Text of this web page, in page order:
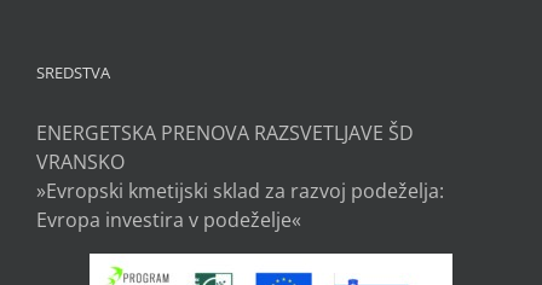
SREDSTVA
ENERGETSKA PRENOVA RAZSVETLJAVE ŠD
VRANSKO
»Evropski kmetijski sklad za razvoj podeželja:
Evropa investira v podeželje«